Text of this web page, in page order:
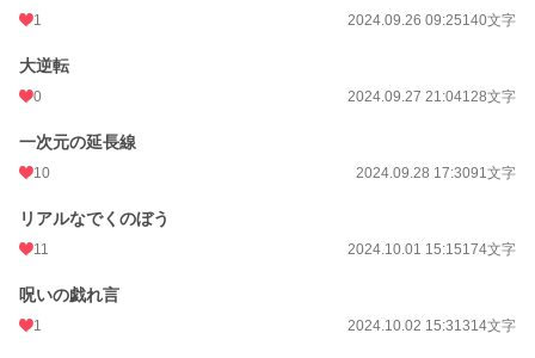
1 2024.09.26 09:25140文字
大逆転
0 2024.09.27 21:04128文字
一次元の延長線
10 2024.09.28 17:3091文字
リアルなでくのぼう
11 2024.10.01 15:15174文字
呪いの戯れ言
1 2024.10.02 15:31314文字